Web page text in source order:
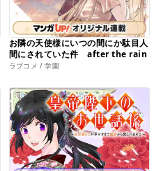
お隣の天使様にいつの間にか駄目人
間にされていた件 after the rain
ラブコメ / 学園